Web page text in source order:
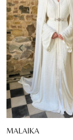
MALAIKA